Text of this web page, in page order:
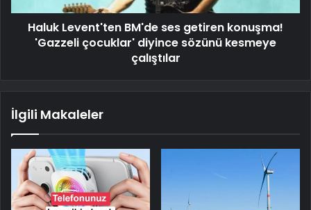
Haluk Levent'ten BM'de ses getiren konuşma!
'Gazzeli çocuklar' diyince sözünü kesmeye
çalıştılar
İlgili Makaleler